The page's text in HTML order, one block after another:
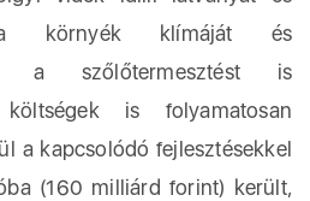
a környék klímáját és
a szőlőtermesztést is
is folyamatosan
a kapcsolódó fejlesztésekkel
(160 milliárd forint) került,